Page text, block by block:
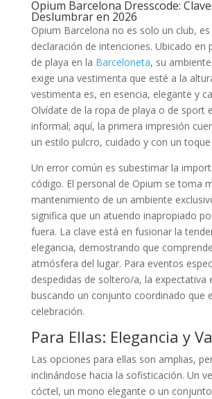
Opium Barcelona Dresscode:
Deslumbrar en 2026
Opium Barcelona no es solo un club, es
declaración de intenciones. Ubicado en
de playa en la Barceloneta, su
exige una vestimenta que esté a la
vestimenta es, en esencia, elegante y
Olvídate de la ropa de playa o de sport
informal; aquí, la primera impresión
un estilo pulcro, cuidado y con un
Un error común es subestimar la
código. El personal de Opium se toma
mantenimiento de un ambiente
significa que un atuendo inapropiado
fuera. La clave está en fusionar la
elegancia, demostrando que
atmósfera del lugar. Para eventos
despedidas de soltero/a, la expectativa
buscando un conjunto coordinado que
celebración.
Para Ellas: Elegancia y
Las opciones para ellas son amplias,
inclinándose hacia la sofisticación. Un
cóctel, un mono elegante o un